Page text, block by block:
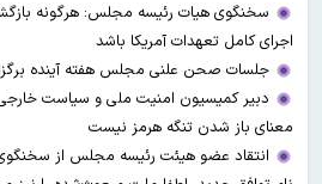
سخنگوی هیات رئیسه مجلس: هرگونه
اجرای کامل تعهدات آمریکا باشد
جلسات صحن علنی مجلس هفته آینده
دبیر کمیسیون امنیت ملی و سیاست
معنای باز شدن تنگه هرمز نیست
انتقاد عضو هیئت رئیسه مجلس از سخنگوی